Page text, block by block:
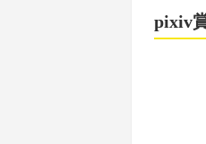
pixiv